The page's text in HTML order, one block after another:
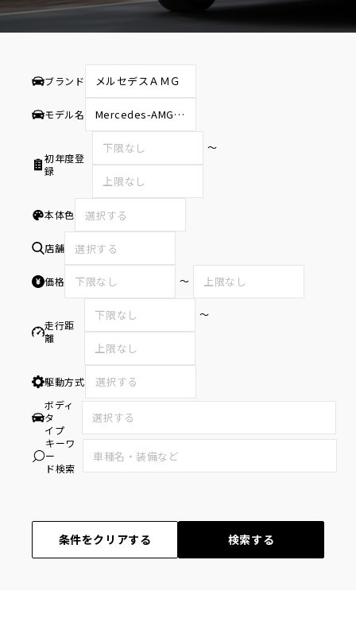
ブランド
モデル名
初年度登
録
〜
本体色 選択する
店舗 選択する
価格 〜
走行距
離
〜
駆動方式
ボディ
タ
イプ
キーワ
ー
ド検索
条件をクリアする 検索する